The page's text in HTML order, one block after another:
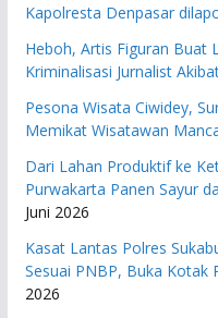
Kapolresta Denpasar
Heboh, Artis Figuran Buat
Kriminalisasi Jurnalist
Pesona Wisata Ciwidey,
Memikat Wisatawan
Dari Lahan Produktif ke
Purwakarta Panen Sayur
Juni 2026
Kasat Lantas Polres
Sesuai PNBP, Buka Kotak
2026